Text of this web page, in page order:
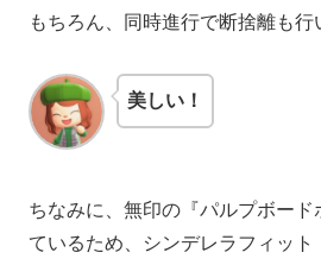
もちろん、同時進行で断捨離も行
美しい！
ちなみに、無印の『パルプボード
ているため、シンデレラフィット